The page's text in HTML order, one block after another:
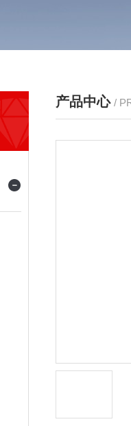
产品中心 /